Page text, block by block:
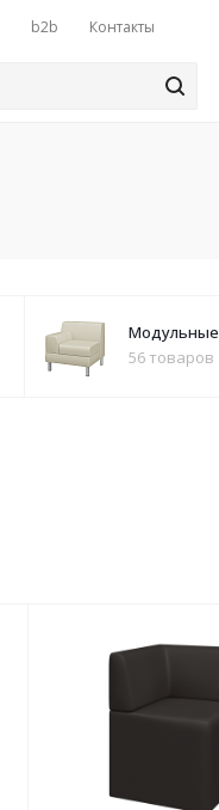
b2b Контакты
Модульные
56 товаров